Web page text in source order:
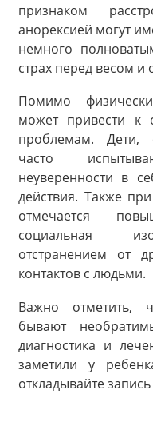
признаком
анорексией могут
немного
страх перед весом и
Помимо
может привести к
проблемам. Дети,
часто
неуверенности в
действия. Также
отмечается
социальная
отстранением от
контактов с людьми.
Важно отметить,
бывают
диагностика и
заметили у
откладывайте